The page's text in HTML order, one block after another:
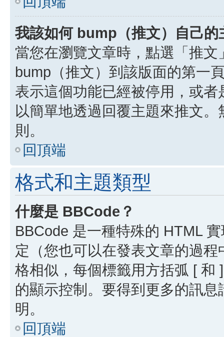
我該如何 bump（推文）自己的
當您在瀏覽文章時，點選「推
bump（推文）到該版面的第一
表示這個功能已經被停用，或
以簡單地透過回覆主題來推文
則。
回頂端
格式和主題類型
什麼是 BBCode？
BBCode 是一種特殊的 HTML
定（您也可以在發表文章的過
格相似，每個標籤用方括弧 [ 和
的顯示控制。要得到更多的訊
明。
回頂端